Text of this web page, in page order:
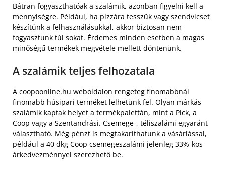
Bátran fogyaszthatóak a szalámik, azonban figyelni kell a
mennyiségre. Például, ha pizzára tesszük vagy szendvicset
készítünk a felhasználásukkal, akkor biztosan nem
fogyasztunk túl sokat. Érdemes minden esetben a magas
minőségű termékek megvétele mellett döntenünk.
A szalámik teljes felhozatala
A coopoonline.hu weboldalon rengeteg finomabbnál
finomabb húsipari terméket lelhetünk fel. Olyan márkás
szalámik kaptak helyet a termékpalettán, mint a Pick, a
Coop vagy a Szentandrási. Csemege-, téliszalámi egyaránt
választható. Még pénzt is megtakaríthatunk a vásárlással,
például a 40 dkg Coop csemegeszalámi jelenleg 33%-kos
árkedvezménnyel szerezhető be.